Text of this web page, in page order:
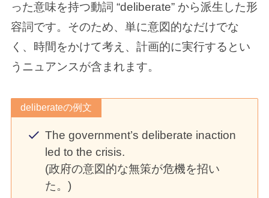
った意味を持つ動詞 “deliberate” から派生した形
容詞です。そのため、単に意図的なだけでな
く、時間をかけて考え、計画的に実行するとい
うニュアンスが含まれます。
deliberateの例文
The government’s deliberate inaction
led to the crisis.
(政府の意図的な無策が危機を招い
た。)